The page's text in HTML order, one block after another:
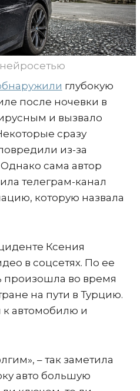
глубокую
после ночевки в
и вызвало
сразу
из-за
сама автор
телеграм-канал
которую назвала
Ксения
в соцсетях. По ее
произошла во время
на пути в Турцию.
автомобилю и
– так заметила
авто большую